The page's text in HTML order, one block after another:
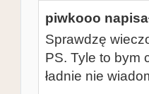
piwkooo
Sprawdzę
PS. Tyle to bym
ładnie nie